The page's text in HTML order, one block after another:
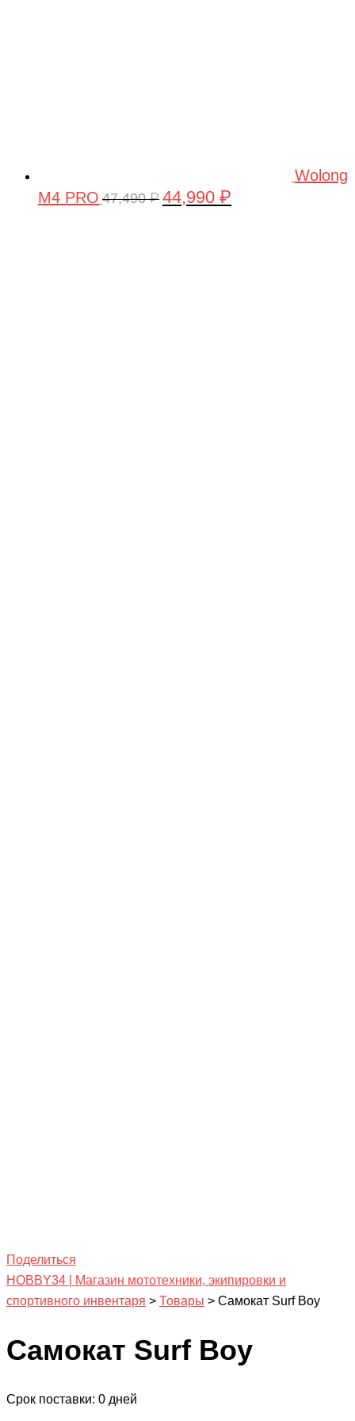
Wolong
M4 PRO 47,490₽ Первоначальная
44,990 ₽
Поделиться
HOBBY34 | Магазин мототехники, экипировки и
спортивного инвентаря > Товары > Самокат Surf Boy
Самокат Surf Boy
Срок поставки: 0 дней